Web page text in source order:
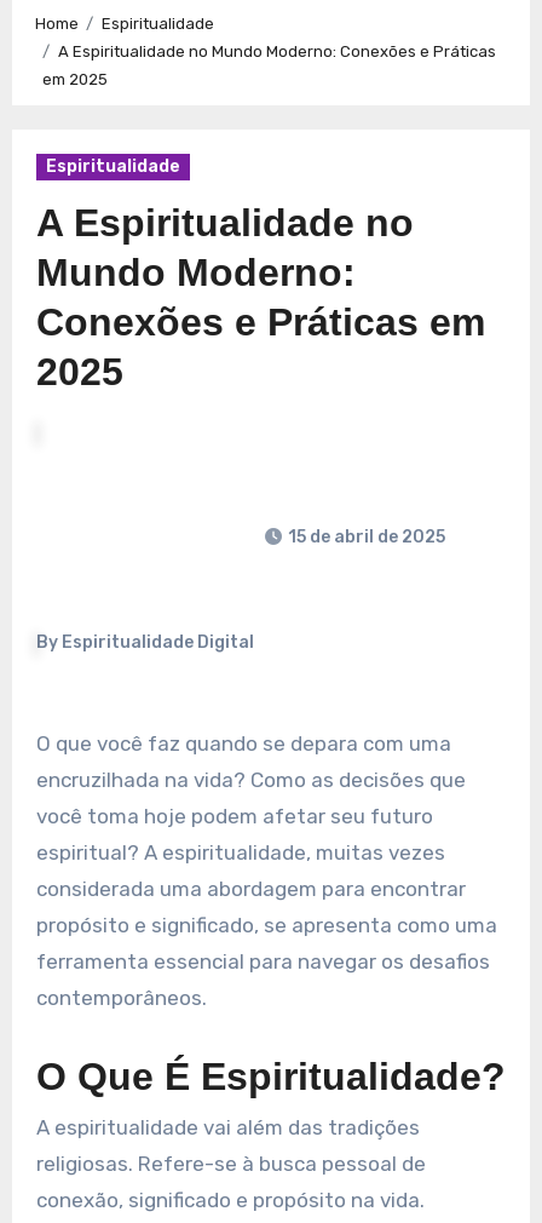
Caminhos para a Plenitude no Presente
Espiritualidade: Conexão e Significado no Presente
Home
Espiritualidade
A Espiritualidade no Mundo Moderno: Conexões e Práticas
em 2025
Espiritualidade
A Espiritualidade no
Mundo Moderno:
Conexões e Práticas em
2025
By Espiritualidade Digital
15 de abril de 2025
O que você faz quando se depara com uma
encruzilhada na vida? Como as decisões que
você toma hoje podem afetar seu futuro
espiritual? A espiritualidade, muitas vezes
considerada uma abordagem para encontrar
propósito e significado, se apresenta como uma
ferramenta essencial para navegar os desafios
contemporâneos.
O Que É Espiritualidade?
A espiritualidade vai além das tradições
religiosas. Refere-se à busca pessoal de
conexão, significado e propósito na vida.